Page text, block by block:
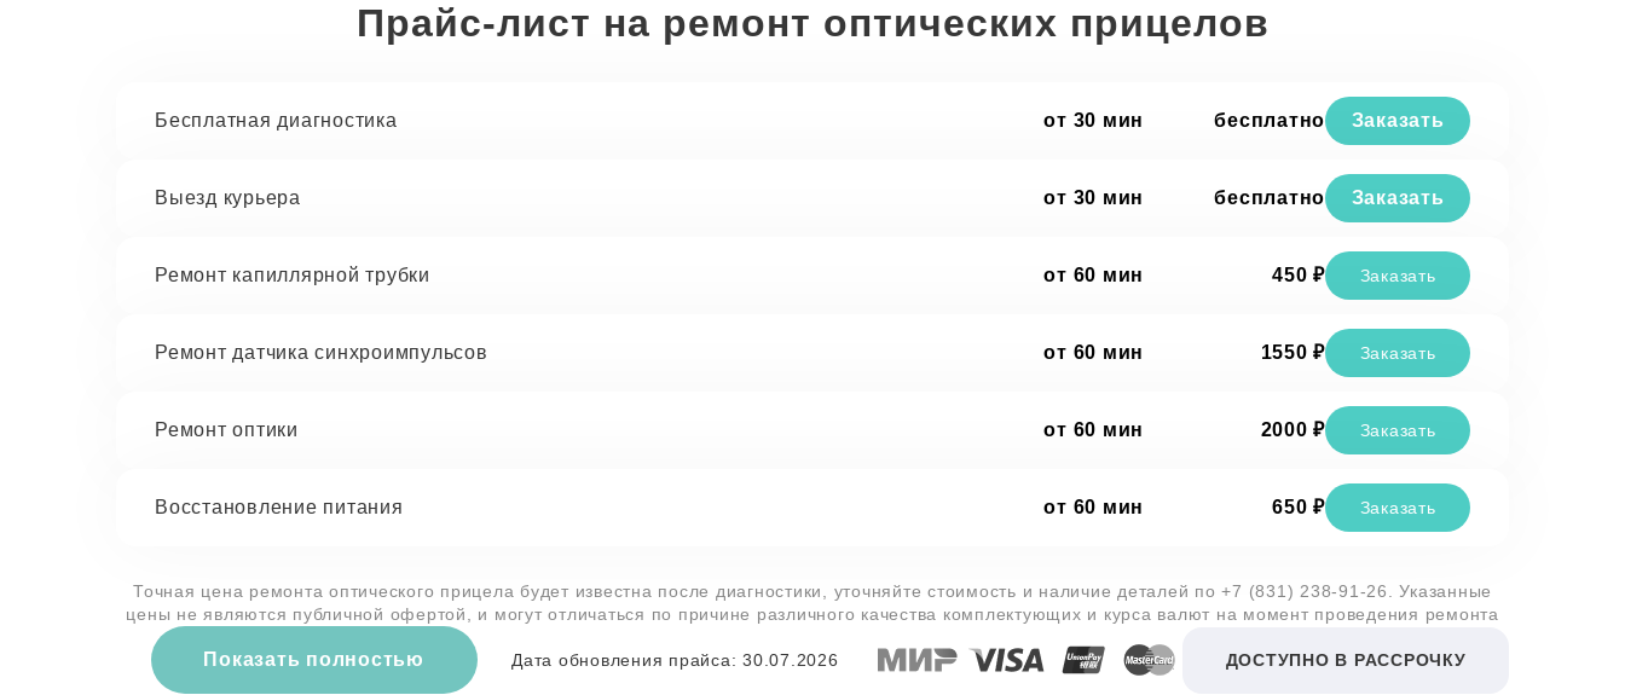
Прайс-лист на ремонт оптических прицелов
Бесплатная диагностика от 30 мин бесплатно Заказать
Выезд курьера от 30 мин бесплатно Заказать
Ремонт капиллярной трубки от 60 мин 450 ₽ Заказать
Ремонт датчика синхроимпульсов от 60 мин 1550 ₽ Заказать
Ремонт оптики от 60 мин 2000 ₽ Заказать
Восстановление питания от 60 мин 650 ₽ Заказать
Точная цена ремонта оптического прицела будет известна после диагностики, уточняйте стоимость и наличие деталей по+7 (831) 238-91-26
. Указанные
цены не являются публичной офертой, и могут отличаться по причине различного качества комплектующих и курса валют на момент проведения ремонта
Показать полностью Дата обновления прайса: 30.07.2026 ДОСТУПНО В РАССРОЧКУ